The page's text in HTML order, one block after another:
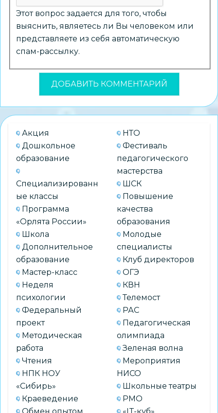
Этот вопрос задается для того, чтобы
выяснить, являетесь ли Вы человеком или
представляете из себя автоматическую
спам-рассылку.
Акция
Дошкольное
образование
Специализированн
ые классы
Программа
«Орлята России»
Школа
Дополнительное
образование
Мастер-класс
Неделя
психологии
Федеральный
проект
Методическая
работа
Чтения
НПК НОУ
«Сибирь»
Краеведение
Обмен опытом
НТО
Фестиваль
педагогического
мастерства
ШСК
Повышение
качества
образования
Молодые
специалисты
Клуб директоров
ОГЭ
КВН
Телемост
РАС
Педагогическая
олимпиада
Зеленая волна
Мероприятия
НИСО
Школьные театры
РМО
«IT-куб»